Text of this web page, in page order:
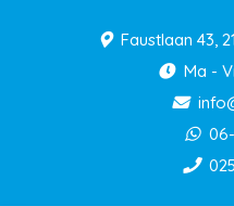
Faustlaan 43,
Ma -